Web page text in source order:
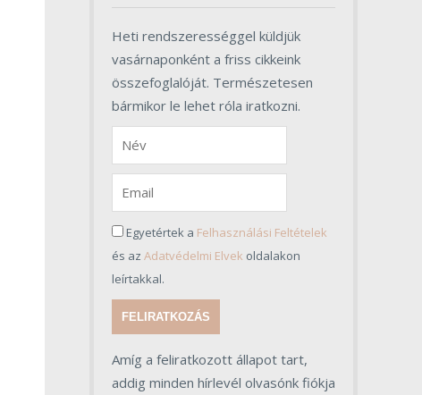
Heti rendszerességgel küldjük
vasárnaponként a friss cikkeink
összefoglalóját. Természetesen
bármikor le lehet róla iratkozni.
Egyetértek a Felhasználási Feltételek
és az Adatvédelmi Elvek oldalakon
leírtakkal.
FELIRATKOZÁS
Amíg a feliratkozott állapot tart,
addig minden hírlevél olvasónk fiókja